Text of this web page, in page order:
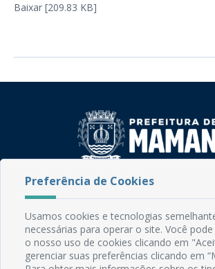
Baixar [209.83 KB]
Rua do Imperador, 78, Centro
CEP: 58.280-000 - Mamanguape/PB
Fone: (83) 3292-2246
Email:
Expediente: Segunda à Sexta, das 08h às
Preferência de Cookies
Usamos cookies e tecnologias
necessárias para operar o site. Você
o nosso uso de cookies clicando em
gerenciar suas preferências clicando em